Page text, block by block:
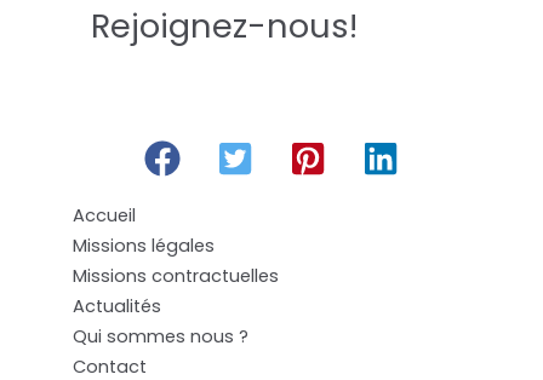
Rejoignez-nous!
Accueil
Missions légales
Missions contractuelles
Actualités
Qui sommes nous ?
Contact